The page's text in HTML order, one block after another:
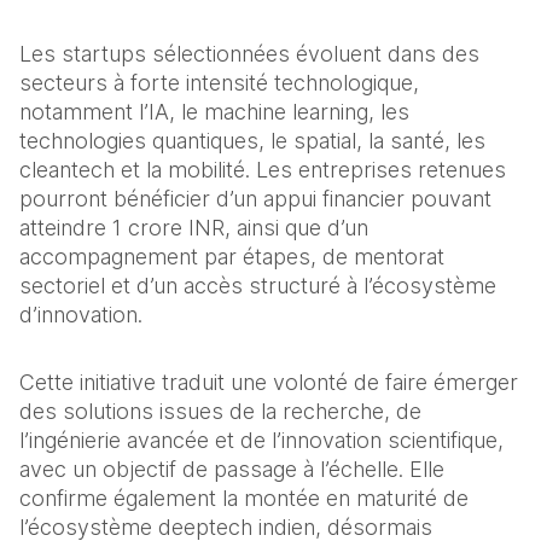
Les startups sélectionnées évoluent dans des
secteurs à forte intensité technologique,
notamment l’IA, le machine learning, les
technologies quantiques, le spatial, la santé, les
cleantech et la mobilité. Les entreprises retenues
pourront bénéficier d’un appui financier pouvant
atteindre 1 crore INR, ainsi que d’un
accompagnement par étapes, de mentorat
sectoriel et d’un accès structuré à l’écosystème
d’innovation.
Cette initiative traduit une volonté de faire émerger
des solutions issues de la recherche, de
l’ingénierie avancée et de l’innovation scientifique,
avec un objectif de passage à l’échelle. Elle
confirme également la montée en maturité de
l’écosystème deeptech indien, désormais